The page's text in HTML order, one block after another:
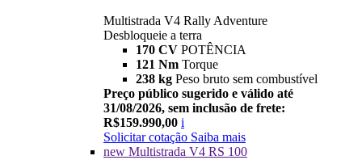
Multistrada V4 Rally Adventure
Desbloqueie a terra
170 CV POTÊNCIA
121 Nm Torque
238 kg Peso bruto sem combustível
Preço público sugerido e válido até
31/08/2026, sem inclusão de frete:
R$159.990,00 i
Solicitar cotação Saiba mais
new Multistrada V4 RS 100